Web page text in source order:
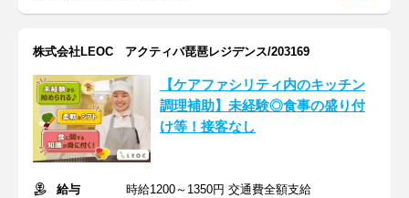
株式会社LEOC アクティバ琵琶レジデンス/203169
【ケアファシリティ内のキッチン
調理補助】未経験◎食事の盛り付
け等！接客なし
給与
時給1200～1350円 交通費全額支給